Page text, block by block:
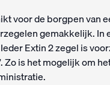
voor de borgpen van
gemakkelijk.
Extin 2 zegel is
is het mogelijk om